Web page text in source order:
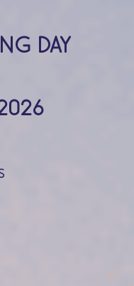
DAY